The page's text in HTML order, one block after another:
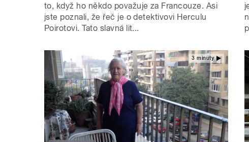
to, když ho někdo považuje za Francouze. Asi
jste poznali, že řeč je o detektivovi Herculu
Poirotovi. Tato slavná lit...
3 minuty